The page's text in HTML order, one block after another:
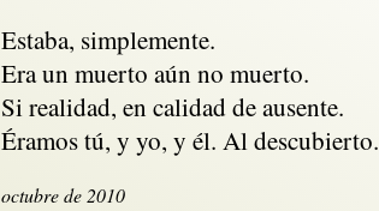
Estaba, simplemente.
Era un muerto aún no muerto.
Si realidad, en calidad de ausente.
Éramos tú, y yo, y él. Al descubierto.
octubre de 2010